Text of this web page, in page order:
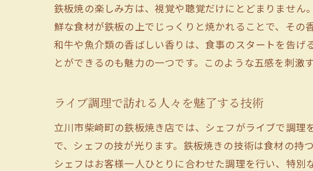
鉄板焼の楽しみ方は、視覚や聴覚だけにとどまりませ
鮮な食材が鉄板の上でじっくりと焼かれることで、そ
和牛や魚介類の香ばしい香りは、食事のスタートを告
とができるのも魅力の一つです。このような五感を刺
ライブ調理で訪れる人々を魅了する技術
立川市柴崎町の鉄板焼き店では、シェフがライブで調
で、シェフの技が光ります。鉄板焼きの技術は食材の
シェフはお客様一人ひとりに合わせた調理を行い、特